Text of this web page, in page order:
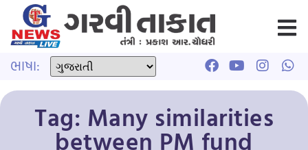
ભાષા:
Tag: Many similarities
between PM fund